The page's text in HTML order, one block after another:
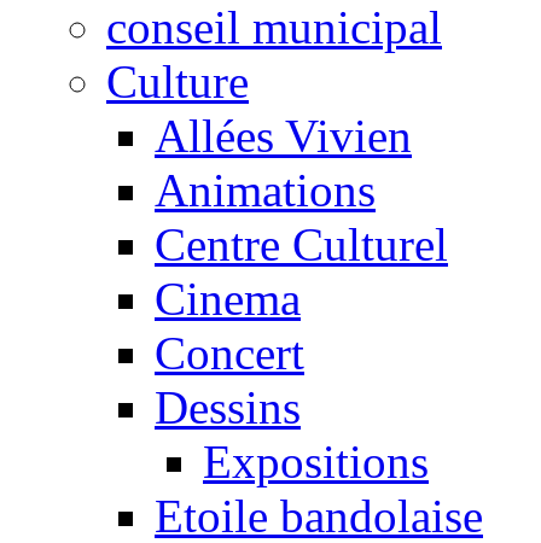
conseil municipal
Culture
Allées Vivien
Animations
Centre Culturel
Cinema
Concert
Dessins
Expositions
Etoile bandolaise